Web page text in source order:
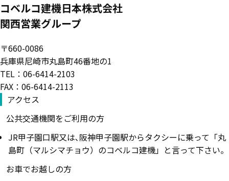
コベルコ建機日本株式会社
関西営業グループ
〒660-0086
兵庫県尼崎市丸島町46番地の1
TEL：06-6414-2103
FAX：06-6414-2113
アクセス
公共交通機関をご利用の方
JR甲子園口駅又は､阪神甲子園駅からタクシーに乗って「丸
島町（マルシマチョウ）のコベルコ建機」と言って下さい。
お車でお越しの方